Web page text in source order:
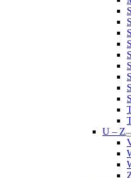
U – Z